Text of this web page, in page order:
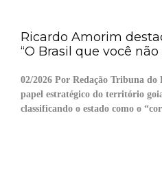
Ricardo Amorim
“O Brasil que você não
02/2026 Por Redação Tribuna
papel estratégico do território
classificando o estado como o